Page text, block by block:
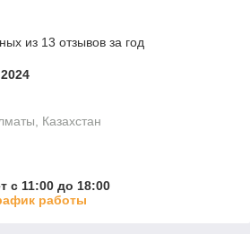
из 13 отзывов за год
Казахстан
с 11:00 до 18:00
работы